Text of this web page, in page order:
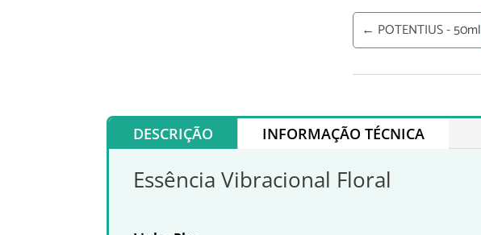
← POTENTIUS - 50ml
DESCRIÇÃO INFORMAÇÃO TÉCNICA
Essência Vibracional Floral